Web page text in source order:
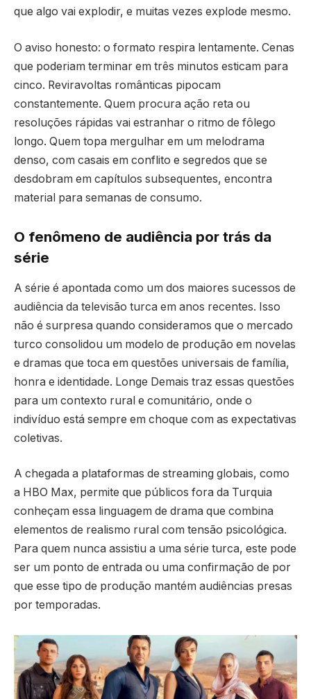
que algo vai explodir, e muitas vezes explode mesmo.
O aviso honesto: o formato respira lentamente. Cenas
que poderiam terminar em três minutos esticam para
cinco. Reviravoltas românticas pipocam
constantemente. Quem procura ação reta ou
resoluções rápidas vai estranhar o ritmo de fôlego
longo. Quem topa mergulhar em um melodrama
denso, com casais em conflito e segredos que se
desdobram em capítulos subsequentes, encontra
material para semanas de consumo.
O fenômeno de audiência por trás da
série
A série é apontada como um dos maiores sucessos de
audiência da televisão turca em anos recentes. Isso
não é surpresa quando consideramos que o mercado
turco consolidou um modelo de produção em novelas
e dramas que toca em questões universais de família,
honra e identidade. Longe Demais traz essas questões
para um contexto rural e comunitário, onde o
indivíduo está sempre em choque com as expectativas
coletivas.
A chegada a plataformas de streaming globais, como
a HBO Max, permite que públicos fora da Turquia
conheçam essa linguagem de drama que combina
elementos de realismo rural com tensão psicológica.
Para quem nunca assistiu a uma série turca, este pode
ser um ponto de entrada ou uma confirmação de por
que esse tipo de produção mantém audiências presas
por temporadas.